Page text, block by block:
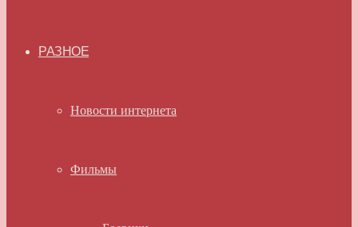
РАЗНОЕ
Новости интернета
Фильмы